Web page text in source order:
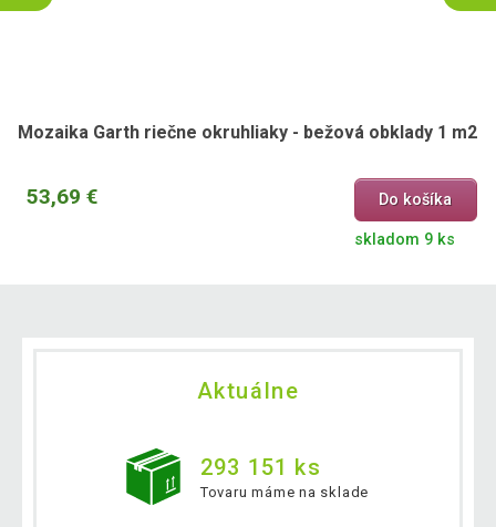
Mozaika Garth riečne okruhliaky - bežová obklady 1 m2
53,69 € Do košíka
skladom 9 ks
Aktuálne
293 151 ks
Tovaru máme na sklade